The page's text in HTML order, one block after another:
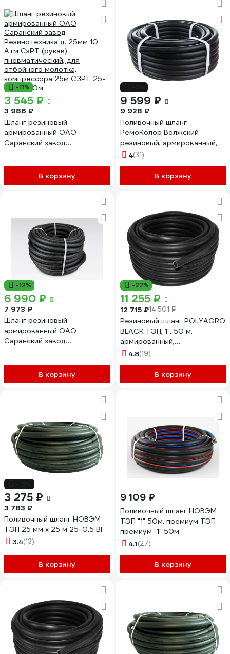
-11%
3 545 ₽
3 986 ₽
Шланг резиновый
армированный ОАО
Саранский завод
пневматический, для
отбойного молотка,
В корзину
9 599 ₽
9 928 ₽
Поливочный шланг
РемоКолор Волжский
резиновый, армированный,
3,0 мм, D 18 мм, 25 м 66-3-
4(31)
В корзину
-12%
6 990 ₽
7 973 ₽
Шланг резиновый
армированный ОАО
Саранский завод
пневматический, для
отбойного молотка,
В корзину
-22%
11 255 ₽
12 715 ₽14 501 ₽
Резиновый шланг POLYAGRO
BLACK ТЭП, 1", 50 м,
армированный,
морозостойкий 7558850
4.8(19)
В корзину
3 275 ₽
3 783 ₽
Поливочный шланг НОВЭМ
ТЭП 25 мм х 25 м 25-0,5 ВГ
3.4(13)
В корзину
9 109 ₽
Поливочный шланг НОВЭМ
ТЭП "1" 50м, премиум ТЭП
премиум "1" 50м
4.1(27)
В корзину